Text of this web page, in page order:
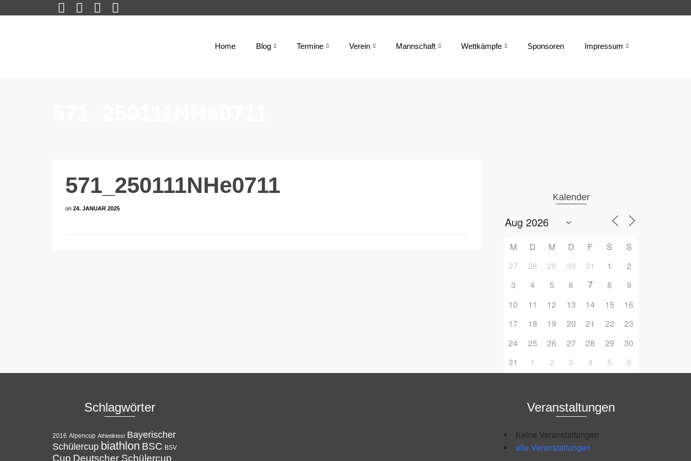
Home Blog Termine Verein Mannschaft Wettkämpfe Sponsoren Impressum
571_250111NHe0711
on 24. JANUAR 2025
Kalender
M D M D F S
S
27
28 29 30 31 1
2
3
4 5 6 7 8
9
10
11 12 13 14 15
16
17
18 19 20 21 22
23
24
25 26 27 28 29
30
31
1 2 3 4 5 6
Schlagwörter
2016 Alpencup Athletiktest Bayerischer
Schülercup biathlon BSC BSV
Cup Deutscher Schülercup
Veranstaltungen
Keine Veranstaltungen
alle Veranstaltungen